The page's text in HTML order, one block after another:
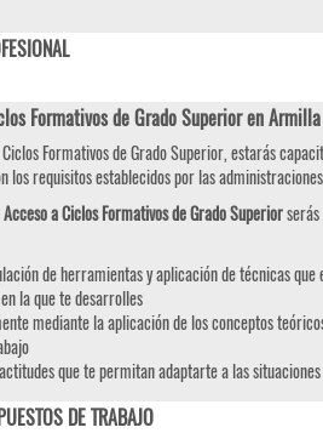
Formativos de Grado Superior en Armilla
Formativos de Grado Superior, estarás
los requisitos establecidos por las
Acceso a Ciclos Formativos de Grado Superiorserás
de herramientas y aplicación de técnicas
la que te desarrolles
mediante la aplicación de los conceptos
que te permitan adaptarte a las
DE TRABAJO